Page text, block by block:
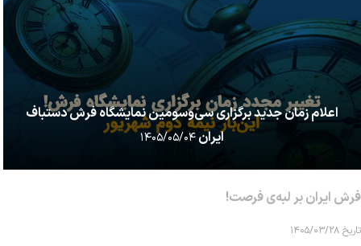
اعلام زمان جدید برگزاری سی‌وسومین نمایشگاه فرش دستباف
ایران۱۴۰۵/۰۵/۰۴
فرش ایران بر لبه‌ی فرصت!
تاریخ ۱۴۰۵/۰۳/۲۸